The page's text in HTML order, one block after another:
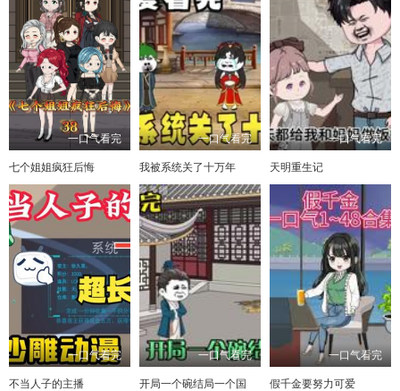
一口气看完
七个姐姐疯狂后悔
一口气看完
我被系统关了十万年
一口气看完
天明重生记
一口气看完
不当人子的主播
一口气看完
开局一个碗结局一个国
一口气看完
假千金要努力可爱